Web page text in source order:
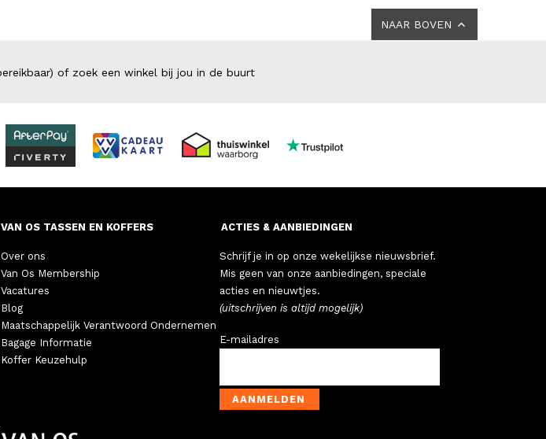
NAAR BOVEN
of zoek een winkel bij jou in de buurt
VAN OS TASSEN EN KOFFERS
Over ons
Van Os Membership
Vacatures
Blog
Maatschappelijk Verantwoord Ondernemen
Bagage Informatie
Koffer Keuzehulp
ACTIES & AANBIEDINGEN
Schrijf je in op onze wekelijkse nieuwsbrief.
Mis geen van onze aanbiedingen, speciale
acties en nieuwtjes.
(uitschrijven is altijd mogelijk)
E-mailadres
AANMELDEN